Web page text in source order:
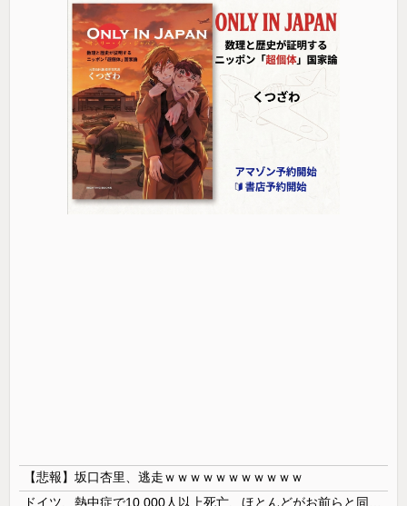
【悲報】坂口杏里、逃走ｗｗｗｗｗｗｗｗｗｗｗ